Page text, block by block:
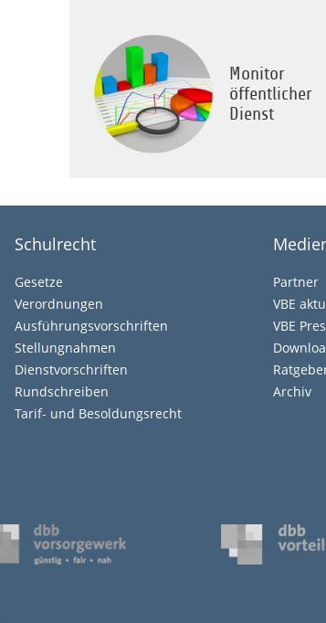
Monitor
öffentlicher
Dienst
Schulrecht
Gesetze
Verordnungen
Ausführungsvorschriften
Stellungnahmen
Dienstvorschriften
Rundschreiben
Tarif- und Besoldungsrecht
Partner
VBE
VBE
Archiv